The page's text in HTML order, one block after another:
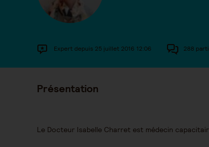
Expert depuis 25 juillet 2016 12:06 288
Présentation
Le Docteur Isabelle Charret est médecin